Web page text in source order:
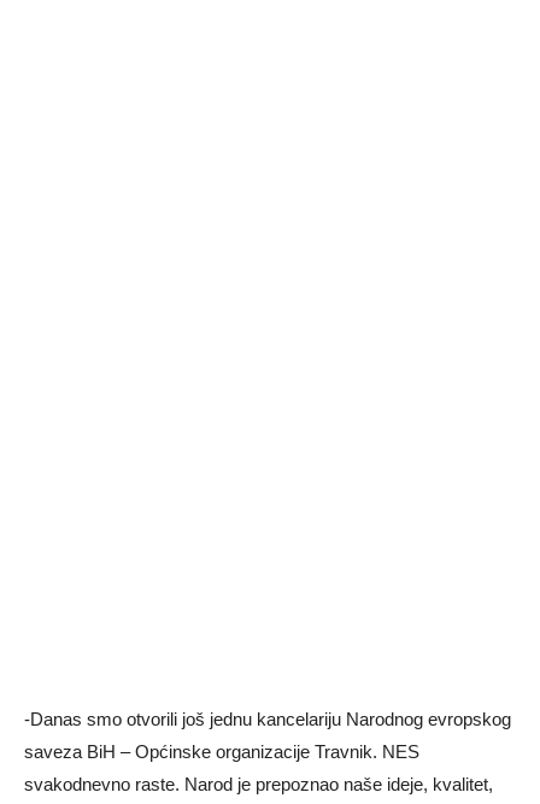
-Danas smo otvorili još jednu kancelariju Narodnog evropskog
saveza BiH – Općinske organizacije Travnik. NES
svakodnevno raste. Narod je prepoznao naše ideje, kvalitet,